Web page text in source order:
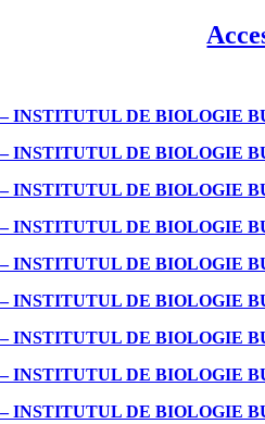
INSTITUTUL DE BIOLOGIE
INSTITUTUL DE BIOLOGIE
INSTITUTUL DE BIOLOGIE
INSTITUTUL DE BIOLOGIE
INSTITUTUL DE BIOLOGIE
INSTITUTUL DE BIOLOGIE
INSTITUTUL DE BIOLOGIE
INSTITUTUL DE BIOLOGIE
INSTITUTUL DE BIOLOGIE